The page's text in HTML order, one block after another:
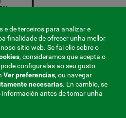
e de terceiros para analizar e
finalidade de ofrecer unha mellor
sitio web. Se fai clic sobre o
, consideramos que acepta o
configuralas ao seu gusto
Ver preferencias, ou navegar
necesarias. En cambio, se
información antes de tomar unha